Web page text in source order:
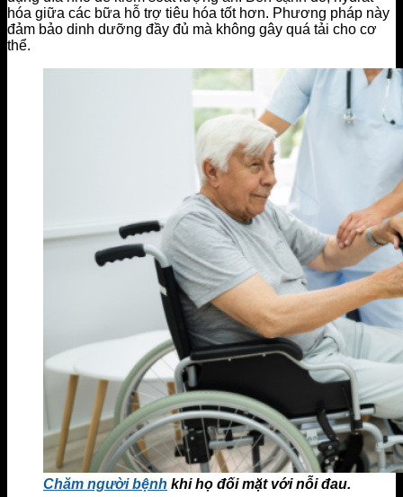
hóa giữa các bữa hỗ trợ tiêu hóa tốt hơn. Phương pháp này
đảm bảo dinh dưỡng đầy đủ mà không gây quá tải cho cơ
thể.
Chăm người bệnh khi họ đối mặt với nỗi đau.